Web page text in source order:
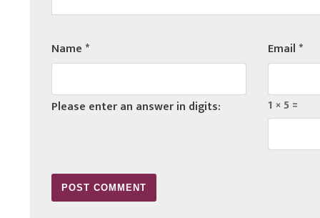
Name* Email*
Please enter an answer in digits: 1 × 5 =